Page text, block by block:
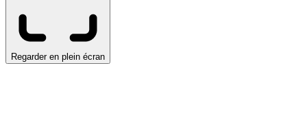
Regarder en plein écran